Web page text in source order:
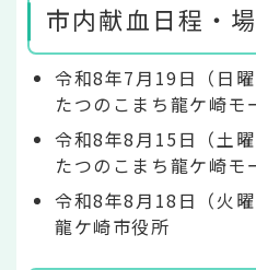
市内献血日程・
令和8年7月19日（日曜
たつのこまち龍ケ崎モ
令和8年8月15日（土曜
たつのこまち龍ケ崎モ
令和8年8月18日（火曜
龍ケ崎市役所